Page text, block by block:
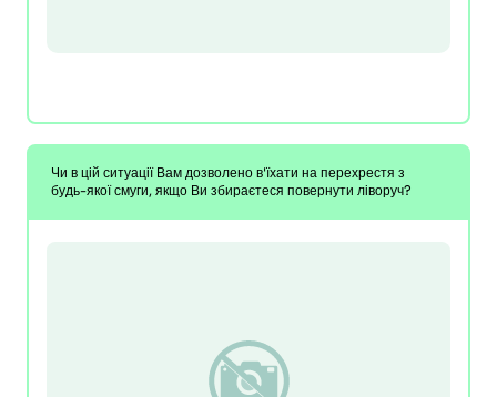
Чи в цій ситуації Вам дозволено в'їхати на перехрестя з
будь-якої смуги, якщо Ви збираєтеся повернути ліворуч?